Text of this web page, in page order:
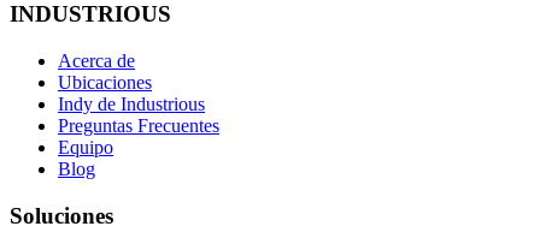
INDUSTRIOUS
Acerca de
Ubicaciones
Indy de Industrious
Preguntas Frecuentes
Equipo
Blog
Soluciones